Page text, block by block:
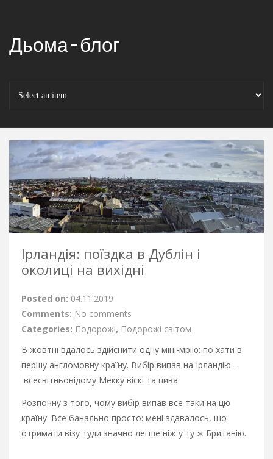
Дьома-блог
Ірландія: поїздка в Дублін і
околиці на вихідні
Posted on: 04.11.2019
Comments: No comments
Categories: Подорожі, Подорожі світом
В жовтні вдалось здійснити одну міні-мрію: поїхати в
першу англомовну країну. Вибір випав на Ірландію –
всесвітньовідому Мекку віскі та пива.
Розпочну з того, чому вибір випав все таки на цю
країну. Все банально просто: мені здавалось, що
отримати візу туди значно легше ніж у ту ж Британію.